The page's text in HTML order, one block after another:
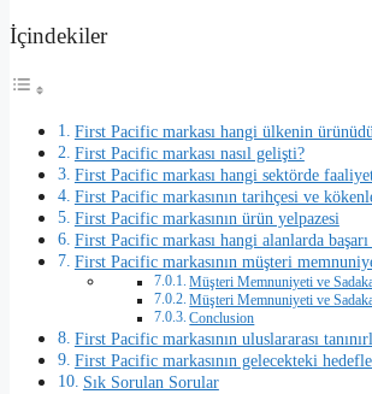
İçindekiler
First Pacific markası hangi ülkenin
First Pacific markası nasıl gelişti?
First Pacific markası hangi sektörde
First Pacific markasının tarihçesi ve
First Pacific markasının ürün yelpazesi
First Pacific markası hangi alanlarda
First Pacific markasının müşteri
Müşteri Memnuniyeti ve
Müşteri Memnuniyeti ve
Conclusion
First Pacific markasının uluslararası
First Pacific markasının gelecekteki
Sık Sorulan Sorular